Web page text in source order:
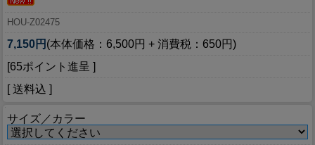
HOU-Z02475
7,150円 (本体価格：6,500円 + 消費税：650円)
[65ポイント進呈 ]
[ 送料込 ]
サイズ／カラー